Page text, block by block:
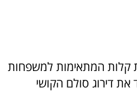
קלות המתאימות למשפחות
דירוג סולם הקושי